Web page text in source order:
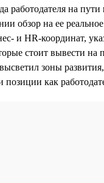
работодателя на
обзор на ее
и HR-координат,
стоит вывести на
зоны
как